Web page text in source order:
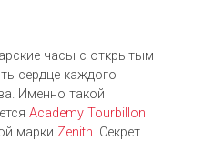
часы с открытым
сердце каждого
Именно такой
Academy Tourbillon
марки Zenith. Секрет